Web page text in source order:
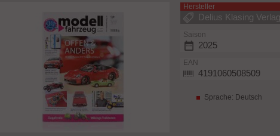
Hersteller
Delius Klasing Verlag
Saison
2025
EAN
4191060508509
Sprache: Deutsch